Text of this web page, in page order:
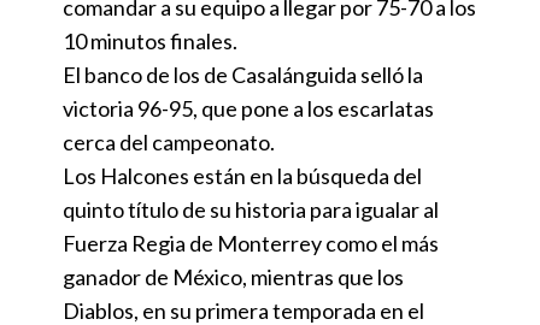
comandar a su equipo a llegar por 75-70 a los
10 minutos finales.
El banco de los de Casalánguida selló la
victoria 96-95, que pone a los escarlatas
cerca del campeonato.
Los Halcones están en la búsqueda del
quinto título de su historia para igualar al
Fuerza Regia de Monterrey como el más
ganador de México, mientras que los
Diablos, en su primera temporada en el